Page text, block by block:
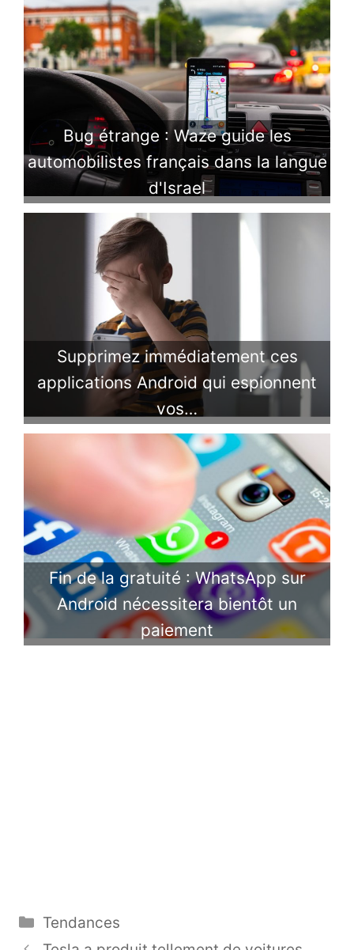
Bug étrange : Waze guide les
automobilistes français dans la langue
d'Israel
Supprimez immédiatement ces
applications Android qui espionnent
vos…
Fin de la gratuité : WhatsApp sur
Android nécessitera bientôt un
paiement
Catégories
Tendances